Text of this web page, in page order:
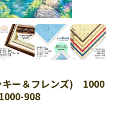
ー＆フレンズ) 1000
908